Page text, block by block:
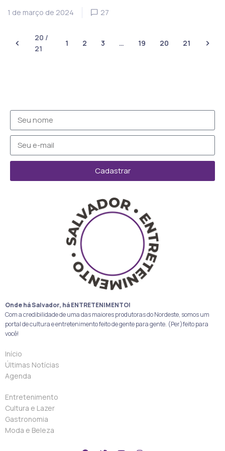
1 de março de 2024 27
20 /
21
1 2 3 … 19 20 21
Cadastrar
Onde há Salvador, há ENTRETENIMENTO!
Com a credibilidade de uma das maiores produtoras do Nordeste, somos um
portal de cultura e entretenimento feito de gente para gente. (Per)feito para
você!
Início
Últimas Notícias
Agenda
Entretenimento
Cultura e Lazer
Gastronomia
Moda e Beleza